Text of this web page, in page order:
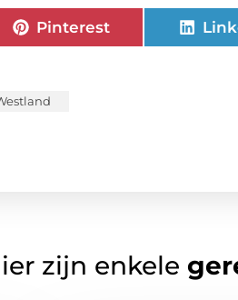
Pinterest
zijn enkele